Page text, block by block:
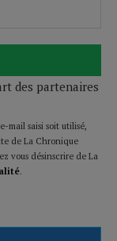
des partenaires
mail saisi soit utilisé,
de La Chronique
vous désinscrire de La
.